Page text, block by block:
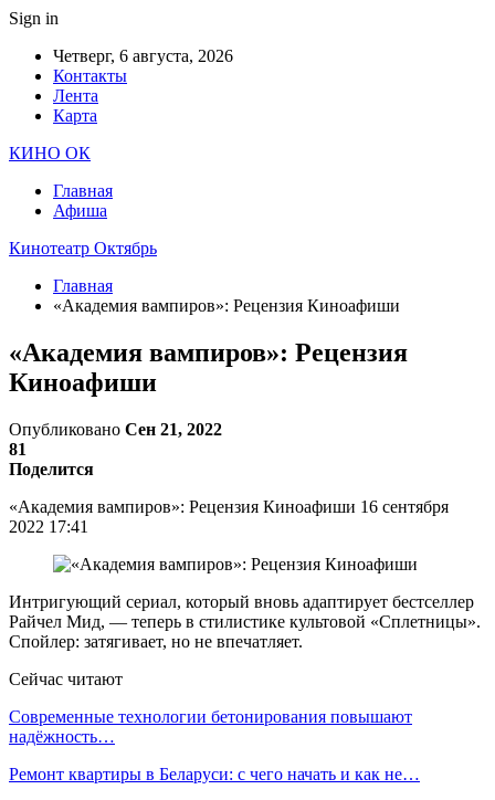
Sign in
Четверг, 6 августа, 2026
Контакты
Лента
Карта
КИНО ОК
Главная
Афиша
Кинотеатр Октябрь
Главная
«Академия вампиров»: Рецензия Киноафиши
«Академия вампиров»: Рецензия
Киноафиши
Опубликовано Сен 21, 2022
81
Поделится
«Академия вампиров»: Рецензия Киноафиши 16 сентября
2022 17:41
Интригующий сериал, который вновь адаптирует бестселлер
Райчел Мид, — теперь в стилистике культовой «Сплетницы».
Спойлер: затягивает, но не впечатляет.
Сейчас читают
Современные технологии бетонирования повышают
надёжность…
Ремонт квартиры в Беларуси: с чего начать и как не…